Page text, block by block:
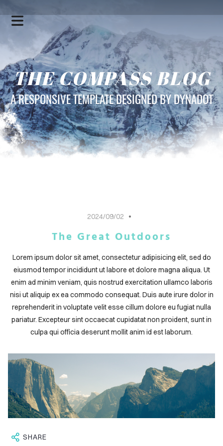
THE COMPASS BLOG
A RESPONSIVE TEMPLATE DESIGNED BY DYNADOT
CONTACT
2024/09/02
The Great Outdoors
Lorem ipsum dolor sit amet, consectetur adipisicing elit, sed do
eiusmod tempor incididunt ut labore et dolore magna aliqua. Ut
enim ad minim veniam, quis nostrud exercitation ullamco laboris
nisi ut aliquip ex ea commodo consequat. Duis aute irure dolor in
reprehenderit in voluptate velit esse cillum dolore eu fugiat nulla
pariatur. Excepteur sint occaecat cupidatat non proident, sunt in
culpa qui officia deserunt mollit anim id est laborum.
SHARE